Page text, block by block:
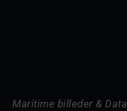
Maritime billeder & Data